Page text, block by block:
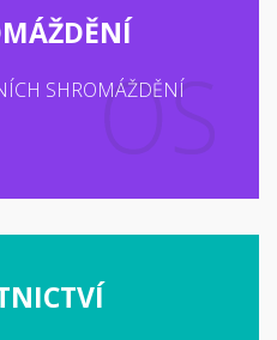
SHROMÁŽDĚNÍ